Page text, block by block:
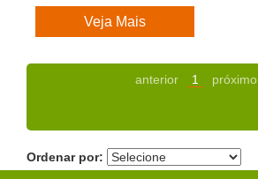
Veja Mais
anterior 1 próximo
Ordenar por: